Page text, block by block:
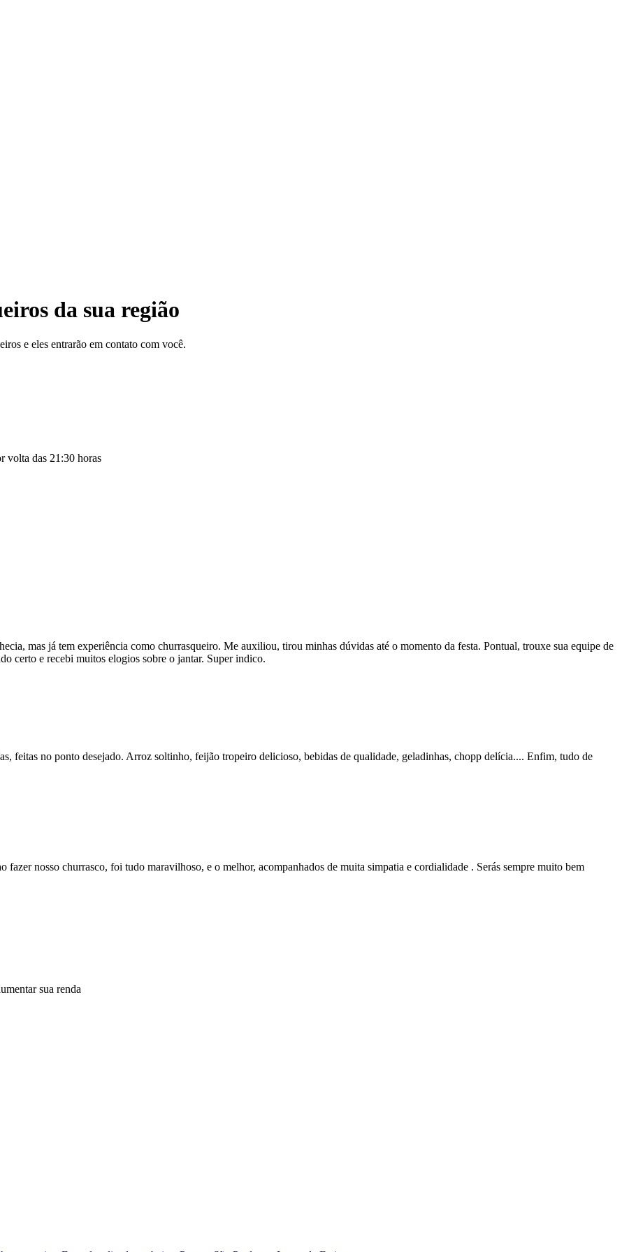
da sua região
e eles entrarão em contato com você.
volta das 21:30 horas
mas já tem experiência como churrasqueiro. Me auxiliou, tirou minhas dúvidas até o momento da festa. Pontual, trouxe sua equipe de
certo e recebi muitos elogios sobre o jantar. Super indico.
feitas no ponto desejado. Arroz soltinho, feijão tropeiro delicioso, bebidas de qualidade, geladinhas, chopp delícia.... Enfim, tudo de
nosso churrasco, foi tudo maravilhoso, e o melhor, acompanhados de muita simpatia e cordialidade . Serás sempre muito bem
sua renda